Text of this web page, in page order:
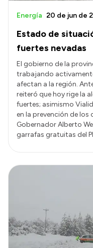
Consulta de
Convocatorias
Intranet
Login
Estado de
fuertes nevadas
Energía 20 de jun de
El gobierno de la
trabajando
afectan a la región.
reiteró que hoy rige la
fuertes; asimismo
en la prevención de los
Gobernador Alberto
garrafas gratuitas del